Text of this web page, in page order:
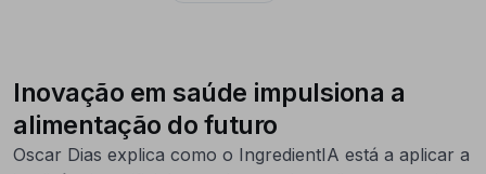
Inovação em saúde impulsiona a
alimentação do futuro
Oscar Dias explica como o IngredientIA está a aplicar a